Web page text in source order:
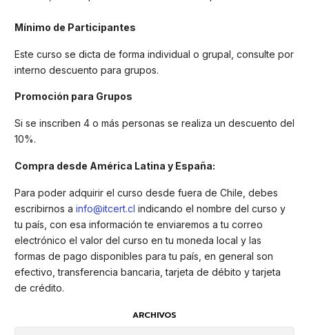
Mínimo de Participantes
Este curso se dicta de forma individual o grupal, consulte por
interno descuento para grupos.
Promoción para Grupos
Si se inscriben 4 o más personas se realiza un descuento del
10%.
Compra desde América Latina y España:
Para poder adquirir el curso desde fuera de Chile, debes
escribirnos a info@itcert.cl indicando el nombre del curso y
tu país, con esa información te enviaremos a tu correo
electrónico el valor del curso en tu moneda local y las
formas de pago disponibles para tu país, en general son
efectivo, transferencia bancaria, tarjeta de débito y tarjeta
de crédito.
ARCHIVOS